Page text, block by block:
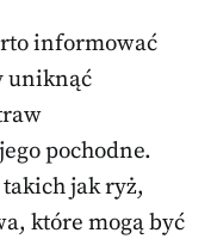
informować
uniknąć
pochodne.
jak ryż,
które mogą być